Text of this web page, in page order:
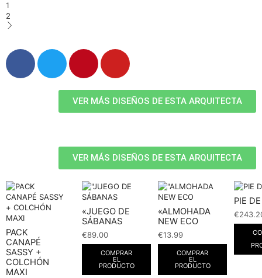
1
2
VER MÁS DISEÑOS DE ESTA ARQUITECTA
VER MÁS DISEÑOS DE ESTA ARQUITECTA
PACK
CANAPÉ
SASSY +
COLCHÓN
MAXI
«JUEGO DE
SÁBANAS
€89.00
COMPRAR
EL
PRODUCTO
«ALMOHADA
NEW ECO
€13.99
COMPRAR
EL
PRODUCTO
PIE
€